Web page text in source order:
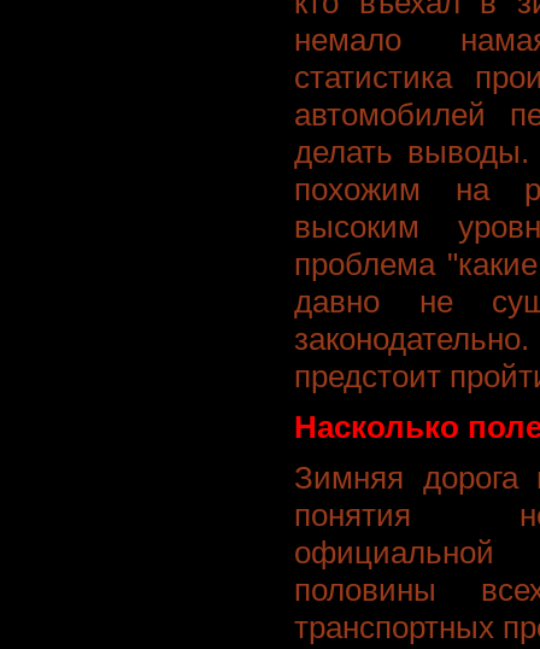
немало
статистика
автомобилей
делать
похожим на
высоким
проблема
давно не
предстоит
Насколько
Зимняя дорога
понятия
официальной
половины
транспортных